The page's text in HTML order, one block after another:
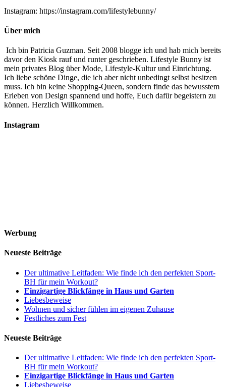
Instagram: https://instagram.com/lifestylebunny/
Über mich
Ich bin Patricia Guzman. Seit 2008 blogge ich und hab mich bereits
davor den Kiosk rauf und runter geschrieben. Lifestyle Bunny ist
mein privates Blog über Mode, Lifestyle-Kultur und Einrichtung.
Ich liebe schöne Dinge, die ich aber nicht unbedingt selbst besitzen
muss. Ich bin keine Shopping-Queen, sondern finde das bewusstem
Erleben von Design spannend und hoffe, Euch dafür begeistern zu
können. Herzlich Willkommen.
Instagram
Werbung
Neueste Beiträge
Der ultimative Leitfaden: Wie finde ich den perfekten Sport-
BH für mein Workout?
Einzigartige Blickfänge in Haus und Garten
Liebesbeweise
Wohnen und sicher fühlen im eigenen Zuhause
Festliches zum Fest
Neueste Beiträge
Der ultimative Leitfaden: Wie finde ich den perfekten Sport-
BH für mein Workout?
Einzigartige Blickfänge in Haus und Garten
Liebesbeweise